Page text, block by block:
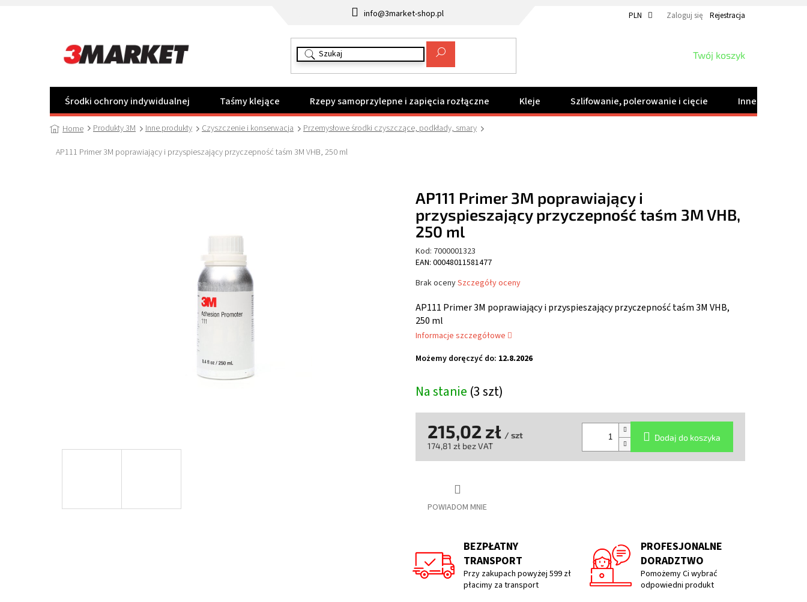
info@3market-shop.pl PLN Zaloguj się Rejestracja
KOSZYK
Twój koszyk
Środki ochrony indywidualnej Taśmy klejące Rzepy samoprzylepne i zapięcia rozłączne Kleje Szlifowanie, polerowanie i cięcie Inne produkty
Home Produkty 3M Inne produkty Czyszczenie i konserwacja
Przemysłowe środki czyszczące, podkłady, smary
AP111 Primer 3M poprawiający i przyspieszający przyczepność taśm 3M VHB, 250 ml
Na stanie (3 szt)
Możemy doręczyć do: 12.8.2026
AP111 Primer 3M poprawiający i przyspieszający przyczepność taśm 3M VHB,
250 ml
Informacje szczegółowe
POWIADOM MNIE
215,02 zł / szt
174,81 zł bez VAT
Dodaj do koszyka
AP111 Primer 3M poprawiający i
przyspieszający przyczepność taśm 3M VHB,
250 ml
Kod: 7000001323
EAN: 00048011581477
Średnia
produktu
wynosi
na
gwiazdek.
Brak ocenySzczegóły oceny
BEZPŁATNY
TRANSPORT
Przy zakupach powyżej 599 zł
płacimy za transport
PROFESJONALNE
DORADZTWO
Pomożemy Ci wybrać
odpowiedni produkt